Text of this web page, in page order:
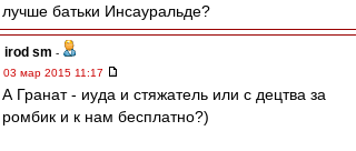
лучше батьки Инсауральде?
irod sm -
03 мар 2015 11:17
А Гранат - иуда и стяжатель или с децтва за
ромбик и к нам бесплатно?)